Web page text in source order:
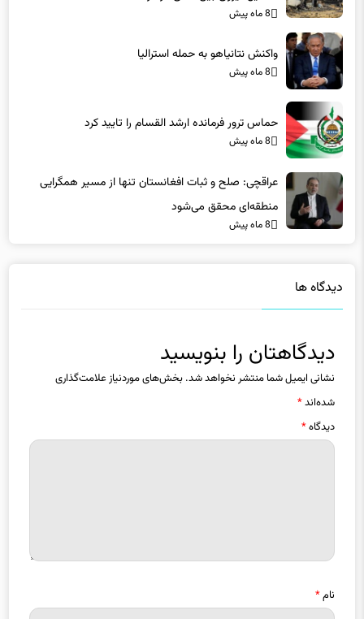
8 ماه پیش
منطقه‌ای محقق می‌شود
8 ماه پیش
نشانی ایمیل شما منتشر نخواهد شد.بخش‌های موردنیاز علامت‌گذاری
شده‌اند*
دیدگاه*